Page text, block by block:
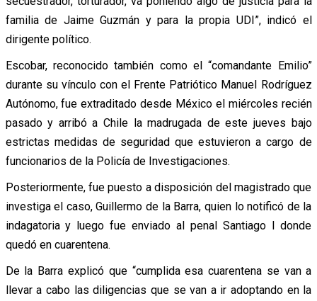
familia de Jaime Guzmán y para la propia UDI”, indicó el
dirigente político.
Escobar, reconocido también como el “comandante Emilio”
durante su vínculo con el Frente Patriótico Manuel Rodríguez
Autónomo, fue extraditado desde México el miércoles recién
pasado y arribó a Chile la madrugada de este jueves bajo
estrictas medidas de seguridad que estuvieron a cargo de
funcionarios de la Policía de Investigaciones.
Posteriormente, fue puesto a disposición del magistrado que
investiga el caso, Guillermo de la Barra, quien lo notificó de la
indagatoria y luego fue enviado al penal Santiago I donde
quedó en cuarentena.
De la Barra explicó que “cumplida esa cuarentena se van a
llevar a cabo las diligencias que se van a ir adoptando en la